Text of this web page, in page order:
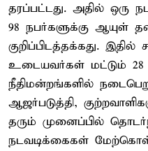
தரப்பட்டது. அதில் ஒரு
98 நபர்களுக்கு ஆயுள்
குறிப்பிடத்தக்கது. இதில்
உடையவர்கள் மட்டும்
நீதிமன்றங்களில்
ஆஜர்படுத்தி,
தரும் முனைப்பில்
நடவடிக்கைகள்